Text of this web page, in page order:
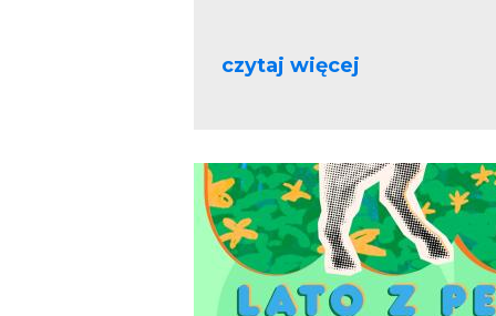
czytaj więcej